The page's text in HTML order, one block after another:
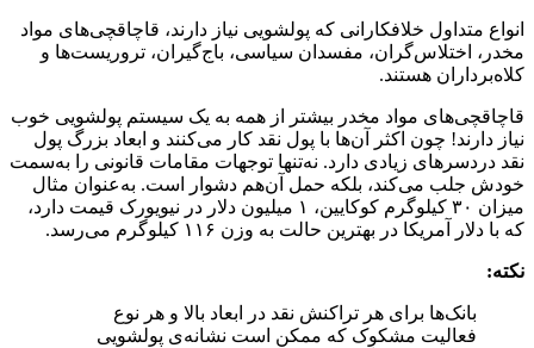
انواع متداول خلافکارانی که پولشویی نیاز دارند، قاچاقچی‌های مواد
مخدر، اختلاس‌گران، مفسدان سیاسی، باج‌گیران، تروریست‌ها و
کلاه‌برداران هستند.
قاچاقچی‌های مواد مخدر بیشتر از همه به یک سیستم پولشویی خوب
نیاز دارند! چون اکثر آن‌ها با پول نقد کار می‌کنند و ابعاد بزرگ پول
نقد دردسرهای زیادی دارد. نه‌تنها توجهات مقامات قانونی را به‌سمت
خودش جلب می‌کند، بلکه حمل آن‌هم دشوار است. به‌عنوان مثال
میزان ۳۰ کیلوگرم کوکایین، ۱ میلیون دلار در نیویورک قیمت دارد،
که با دلار آمریکا در بهترین حالت به وزن ۱۱۶ کیلوگرم می‌رسد.
نکته:
بانک‌ها برای هر تراکنش نقد در ابعاد بالا و هر نوع
فعالیت مشکوک که ممکن است نشانه‌ی پولشویی